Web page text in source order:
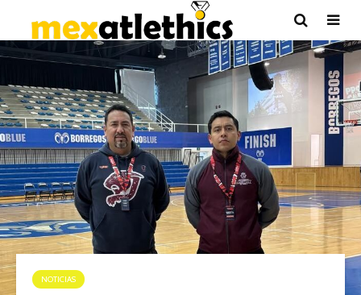
NOTICIAS